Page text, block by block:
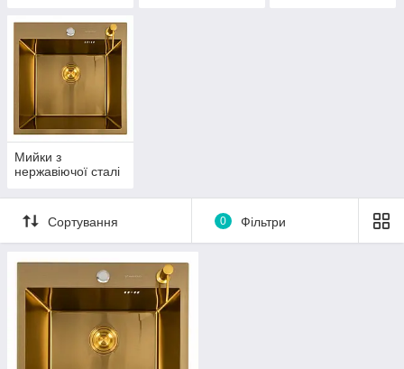
Мийки з
нержавіючої сталі
Сортування 0 Фільтри